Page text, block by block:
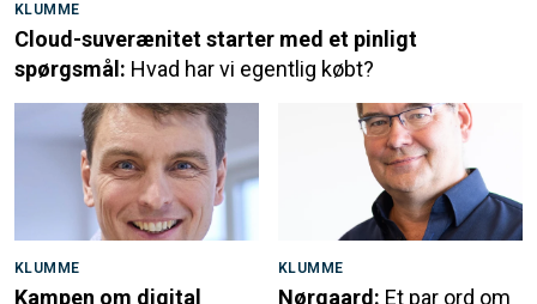
KLUMME
Cloud-suverænitet starter med et pinligt
spørgsmål: Hvad har vi egentlig købt?
KLUMME
Kampen om digital
KLUMME
Nørgaard: Et par ord om